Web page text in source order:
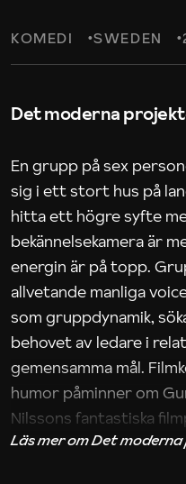
KOMEDI SWEDEN
Det moderna
En grupp på sex
sig i ett stort hus på
hitta ett högre syfte
bekännelsekamera är
energin är på topp.
allvetande manliga
som gruppdynamik,
behovet av ledare i
gemensamma mål.
humor påminner om
Nilssons fantastiska
iakttagelser om hur